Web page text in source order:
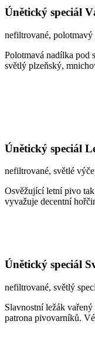
Únětický speciál
nefiltrované, polotmavý
Polotmavá nadílka pod
světlý plzeňský,
Únětický speciál
nefiltrované, světlé
Osvěžující letní pivo
vyvažuje decentní
Únětický speciál
nefiltrované, světlý
Slavnostní ležák
patrona pivovarníků.